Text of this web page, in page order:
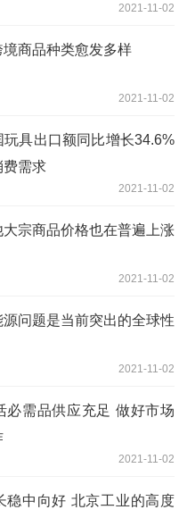
2021-11-02
商品种类愈发多样
2021-11-02
玩具出口额同比增长34.6%
费需求
2021-11-02
宗商品价格也在普遍上涨
2021-11-02
问题是当前突出的全球性
2021-11-02
必需品供应充足 做好市场
2021-11-02
稳中向好 北京工业的高度